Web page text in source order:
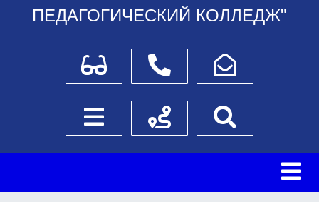
ПЕДАГОГИЧЕСКИЙ КОЛЛЕДЖ"
Для слабовидящихТелефоныНаписать обращение
Боковое менюСхема проезда